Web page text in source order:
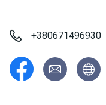
+380671496930